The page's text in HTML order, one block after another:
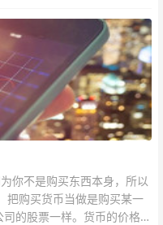
你不是购买东西本身，所以
把购买货币当做是购买某一
的股票一样。货币的价格直